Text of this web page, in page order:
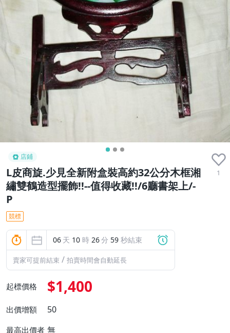
店鋪
L皮商旋.少見全新附盒裝高約32公分木框湘
繡雙鶴造型擺飾!!--值得收藏!!/6廳書架上/-
P
1
競標
06 天 10 時 26分 58 秒結束
賣家可提前結束 / 拍賣時間會自動延長
起標價格 $1,400
出價增額 50
最高出價者 無